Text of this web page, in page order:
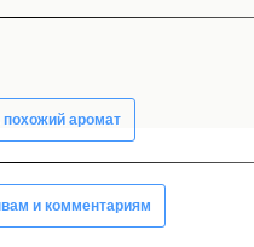
аромат
и комментариям